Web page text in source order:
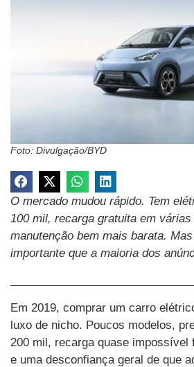
Foto: Divulgação/BYD
O mercado mudou rápido. Tem
100 mil, recarga gratuita em
manutenção bem mais barata.
importante que a maioria dos
Em 2019, comprar um carro
luxo de nicho. Poucos modelos,
200 mil, recarga quase impossível
e uma desconfiança geral de que